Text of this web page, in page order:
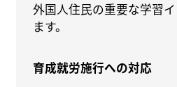
外国人住民の重要な学習
ます。
育成就労施行への対応